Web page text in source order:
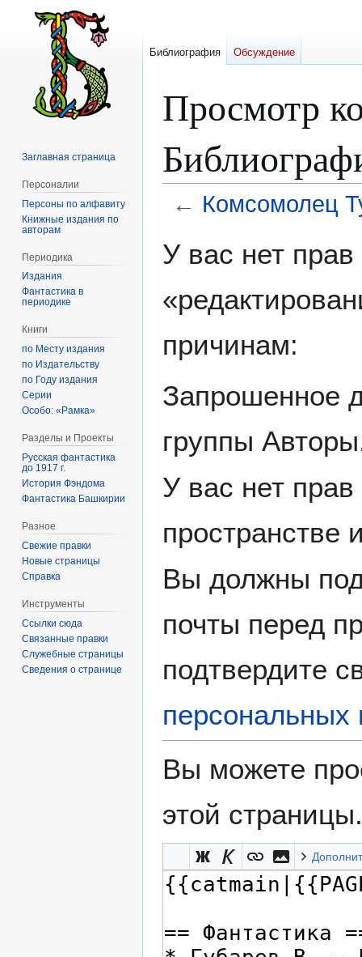
Просмотр
← Комсомолец
У вас нет
причинам:
Запрошенное
группы
У вас нет
пространстве
Вы должны
почты перед
подтвердите
персональных
Вы можете
этой страницы.
Библиография Обсуждение
Заглавная страница
Персоналии
Персоны по алфавиту
Книжные издания по
авторам
Периодика
Издания
Фантастика в
периодике
Книги
по Месту издания
по Издательству
по Году издания
Серии
Особо: «Рамка»
Разделы и Проекты
Русская фантастика
до 1917 г.
История Фэндома
Фантастика Башкирии
Разное
Свежие правки
Новые страницы
Справка
Инструменты
Ссылки сюда
Связанные правки
Служебные страницы
Сведения о странице